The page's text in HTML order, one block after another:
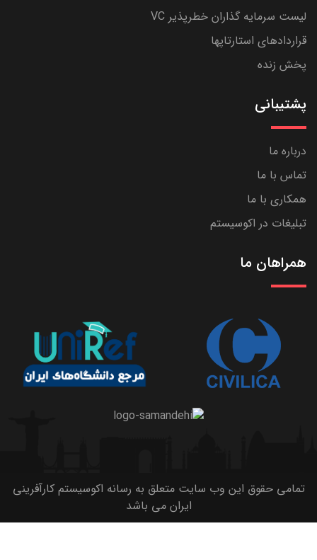
لیست سرمایه گذاران خطرپذیر VC
قراردادهای استارتاپها
پخش زنده
پشتیبانی
درباره ما
تماس با ما
همکاری با ما
تبلیغات در اکوسیستم
همراهان ما
تمامی حقوق این وب سایت متعلق به رسانه اکوسیستم کارآفرینی
ایران می باشد